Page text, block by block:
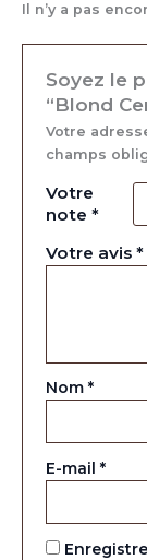
Il n’y a pas
Soyez le
“Blond
Votre
champs
Votre
note*
Votre avis*
Nom*
E-mail*